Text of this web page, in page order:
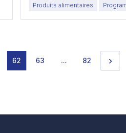
Produits alimentaires
page
62 page
63 … page
82